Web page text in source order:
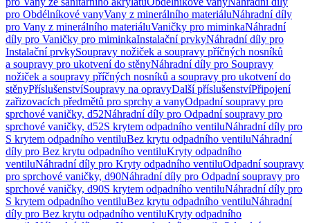
pro Obdélníkové vanyVany z minerálního materiáluNáhradní díly
pro Vany z minerálního materiáluVaničky pro miminkaNáhradní
díly pro Vaničky pro miminkaInstalační prvkyNáhradní díly pro
Instalační prvkySoupravy nožiček a soupravy příčných nosníků
a soupravy pro ukotvení do stěnyNáhradní díly pro Soupravy
nožiček a soupravy příčných nosníků a soupravy pro ukotvení do
stěnyPříslušenstvíSoupravy na opravyDalší příslušenstvíPřipojení
zařizovacích předmětů pro sprchy a vanyOdpadní soupravy pro
sprchové vaničky, d52Náhradní díly pro Odpadní soupravy pro
sprchové vaničky, d52S krytem odpadního ventiluNáhradní díly pro
S krytem odpadního ventiluBez krytu odpadního ventiluNáhradní
díly pro Bez krytu odpadního ventiluKryty odpadního
ventiluNáhradní díly pro Kryty odpadního ventiluOdpadní soupravy
pro sprchové vaničky, d90Náhradní díly pro Odpadní soupravy pro
sprchové vaničky, d90S krytem odpadního ventiluNáhradní díly pro
S krytem odpadního ventiluBez krytu odpadního ventiluNáhradní
díly pro Bez krytu odpadního ventiluKryty odpadního